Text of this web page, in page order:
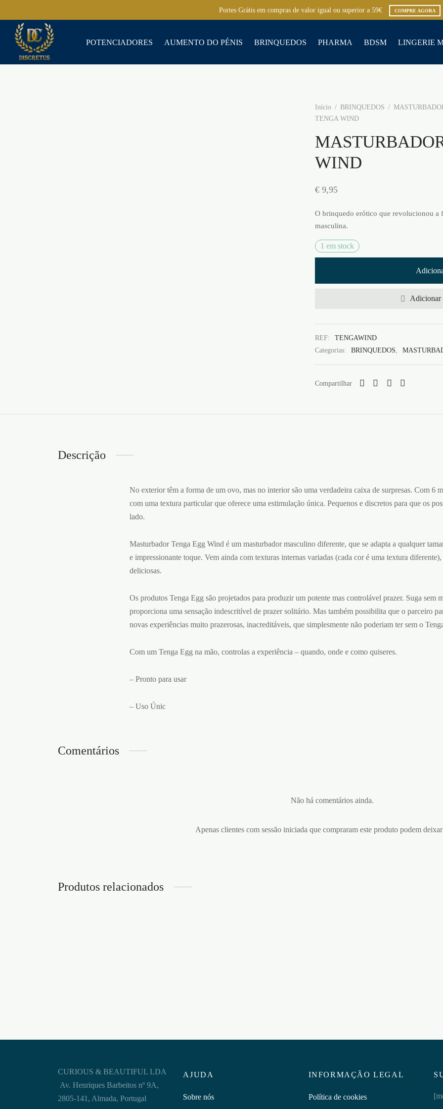
Portes Grátis em compras de valor igual ou superior a 59€ COMPRE AGORA
POTENCIADORES AUMENTO DO PÉNIS BRINQUEDOS PHARMA BDSM LINGERIE
Início / BRINQUEDOS /
TENGA WIND
WIND
€ 9,95
O brinquedo erótico que revolucionou a
masculina.
1 em stock
Adicionar
REF:
TENGAWIND
Categorias:
BRINQUEDOS
Compartilhar
Descrição
No exterior têm a forma de um ovo, mas no interior são uma verdadeira caixa de surpresas. Com 6
com uma textura particular que oferece uma estimulação única. Pequenos e discretos para que os
lado.
Masturbador Tenga Egg Wind é um masturbador masculino diferente, que se adapta a qualquer
e impressionante toque. Vem ainda com texturas internas variadas (cada cor é uma textura
deliciosas.
Os produtos Tenga Egg são projetados para produzir um potente mas controlável prazer. Suga sem
proporciona uma sensação indescritível de prazer solitário. Mas também possibilita que o parceiro
novas experiências muito prazerosas, inacreditáveis, que simplesmente não poderiam ter sem o
Com um Tenga Egg na mão, controlas a experiência – quando, onde e como quiseres.
– Pronto para usar
– Uso Únic
Comentários
Não há comentários ainda.
Apenas clientes com sessão iniciada que compraram este produto podem
Produtos relacionados
AJUDA
Sobre nós
INFORMAÇÃO LEGAL
Política de cookies
CURIOUS & BEAUTIFUL LDA
Av. Henriques Barbeitos nº 9A,
2805-141, Almada, Portugal